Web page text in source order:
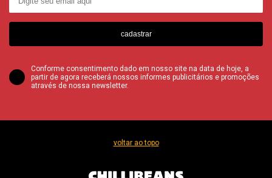
cadastrar
Conforme consentimento dado em nosso site na data de hoje, a
partir de agora receberá nossos informes publicitários e promoções
através de nossa newsletter.
voltar ao topo